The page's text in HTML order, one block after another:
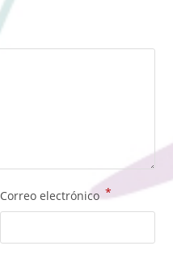
Correo electrónico *